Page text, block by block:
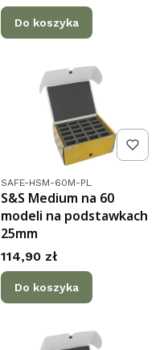
Do koszyka
Kod produktu
SAFE-HSM-60M-PL
S&S Medium na 60
modeli na podstawkach
25mm
Cena
114,90 zł
Do koszyka